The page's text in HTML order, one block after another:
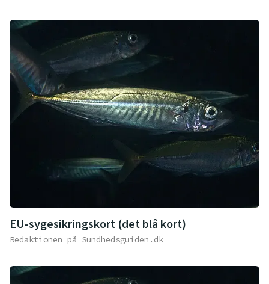
EU-sygesikringskort (det blå kort)
Redaktionen på Sundhedsguiden.dk